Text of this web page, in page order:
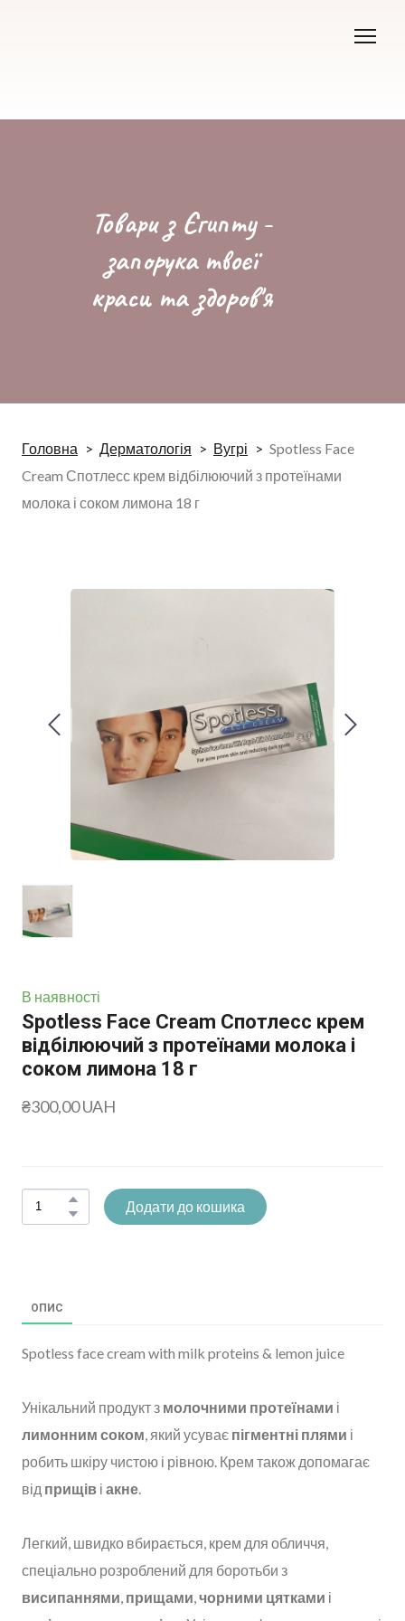
Товари з Єгипту -
запорука твоєї
краси та здоров'я
Головна Дерматологія Вугрі
Spotless Face
Cream Спотлесс крем відбілюючий з протеїнами
молока і соком лимона 18 г
В наявності
Spotless Face Cream Спотлесс крем
відбілюючий з протеїнами молока і
соком лимона 18 г
₴300,00 UAH
Додати до кошика
ОПИС
Spotless face cream with milk proteins & lemon juice
Унікальний продукт з молочними протеїнами і
лимонним соком , який усуває пігментні плями і
робить шкіру чистою і рівною. Крем також допомагає
від прищів і акне
Легкий, швидко вбирається, крем для обличчя,
спеціально розроблений для боротьби з
висипаннями прищами чорними цятками і